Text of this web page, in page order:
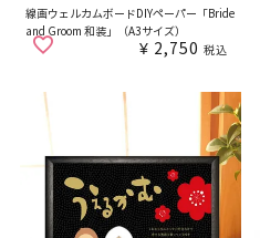
線画ウェルカムボードDIYペーパー「Bride
and Groom 和装」（A3サイズ）
¥ 2,750 税込